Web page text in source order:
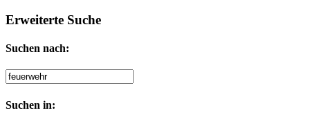
Erweiterte Suche
Suche
Suchen nach:
Suchen in: